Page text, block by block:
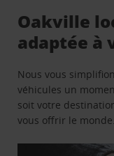
Oakville
adaptée à
Nous vous
véhicules un
soit votre
vous offrir le monde.